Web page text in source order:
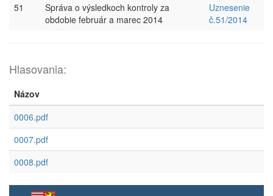
51
Správa o výsledkoch kontroly za
obdobie február a marec 2014
Uznesenie
č.51/2014
Hlasovania:
Názov
0006.pdf
0007.pdf
0008.pdf